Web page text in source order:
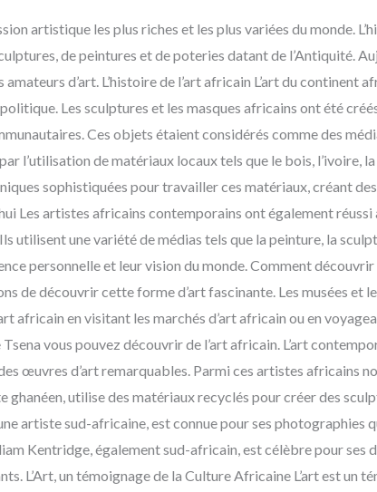
artistique les plus riches et les plus variées du monde.
de peintures et de poteries datant de l’Antiquité.
d’art. L’histoire de l’art africain L’art du continent
Les sculptures et les masques africains ont été
Ces objets étaient considérés comme des
l’utilisation de matériaux locaux tels que le bois, l’ivoire,
sophistiquées pour travailler ces matériaux, créant des
Les artistes africains contemporains ont également
utilisent une variété de médias tels que la peinture, la
personnelle et leur vision du monde. Comment
de découvrir cette forme d’art fascinante. Les musées et
africain en visitant les marchés d’art africain ou en
vous pouvez découvrir de l’art africain. L’art
œuvres d’art remarquables. Parmi ces artistes africains
utilise des matériaux recyclés pour créer des
artiste sud-africaine, est connue pour ses photographies
Kentridge, également sud-africain, est célèbre pour ses
L’Art, un témoignage de la Culture Africaine L’art est un